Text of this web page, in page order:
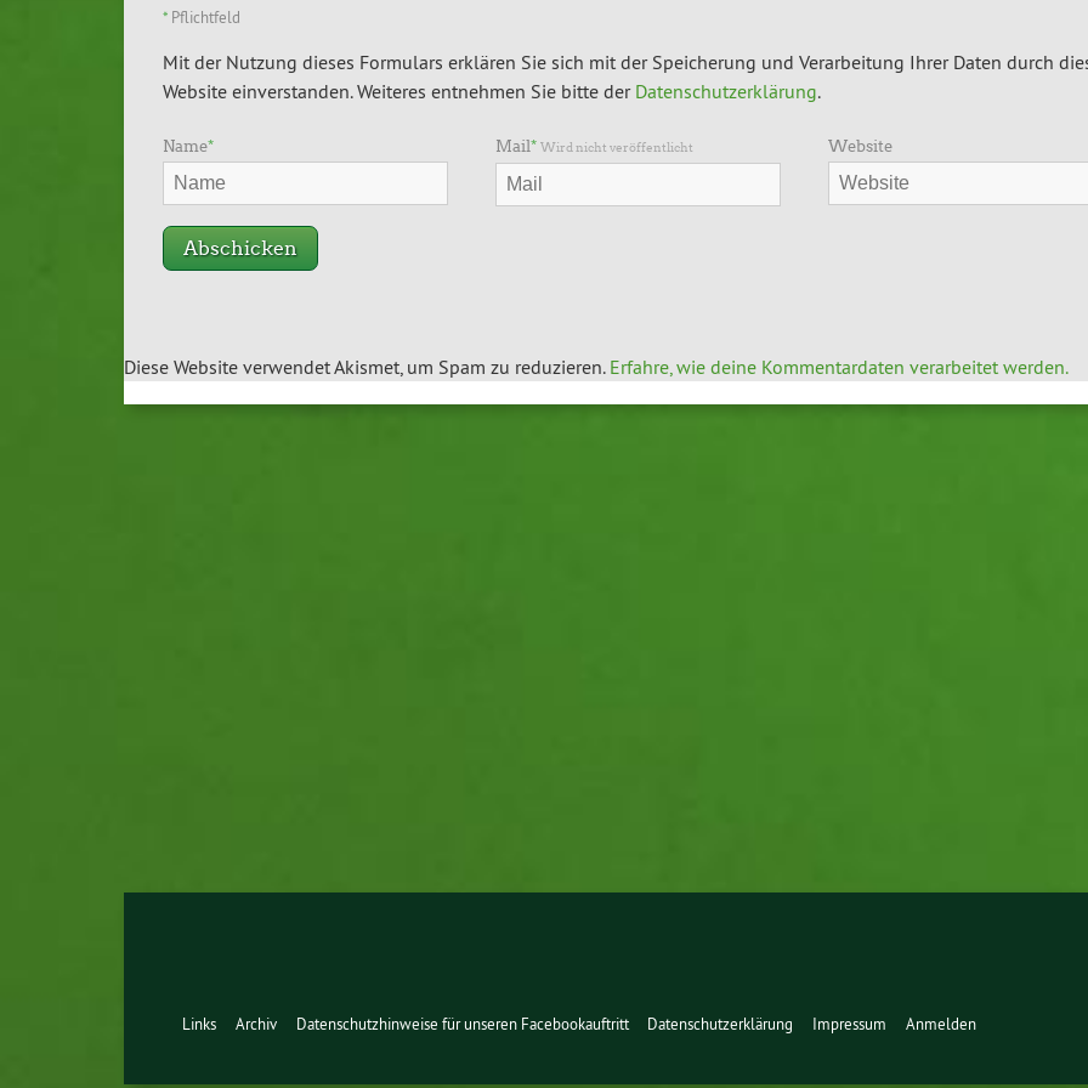
* Pflichtfeld
Mit der Nutzung dieses Formulars erklären Sie sich mit der Speicherung und Verarbeitung Ihrer Daten durch
Website einverstanden. Weiteres entnehmen Sie bitte der Datenschutzerklärung.
Name* Mail* Wird nicht veröffentlicht Website
Diese Website verwendet Akismet, um Spam zu reduzieren. Erfahre, wie deine Kommentardaten verarbeitet werden.
Links Archiv Datenschutzhinweise für unseren Facebookauftritt Datenschutzerklärung Impressum Anmelden